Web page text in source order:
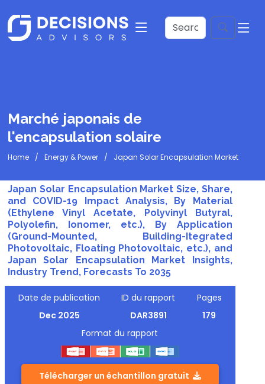
Marché japonais de
l'encapsulation solaire
Home Energy & Power Japan Solar Encapsulation Market
Japan Solar Encapsulation Market Size, Share,
and COVID-19 Impact Analysis, By Material
(Ethylene Vinyl Acetate, Polyvinyl Butyral,
Polyolefin, Ionomer, etc.), By Application
(Ground-Mounted, Building-Itegrated
Photovoltaic, Floating Photovoltaic, etc.), and
Japan Solar Encapsulation Market Insights,
Industry Trend, Forecasts To 2035
Date de publication
Dec 2025
ID du rapport
DAR3891
Pages
179
Format du rapport
Télécharger un échantillon gratuit